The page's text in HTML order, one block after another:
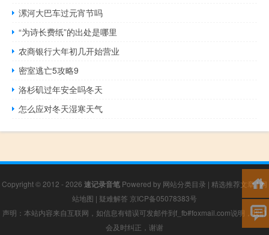
漯河大巴车过元宵节吗
“为诗长费纸”的出处是哪里
农商银行大年初几开始营业
密室逃亡5攻略9
洛杉矶过年安全吗冬天
怎么应对冬天湿寒天气
Copyright © 2012 - 2026 速记录音笔 Powered by 网站分类目录 | 精选推荐文章|网
站地图 | 疑难解答 京ICP备05078383号
声明：本站内容来自互联网，如信息有错误可发邮件到f_fb#foxmail.com说明，我们
会及时纠正，谢谢